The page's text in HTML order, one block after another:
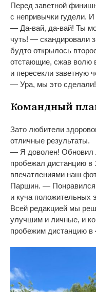
Перед заветной
с непривычки гудели. И
— Да-вай, да-вай! Ты
чуть! — скандировали
будто открылось
отстающие, сжав волю
и пересекли заветную
— Ура, мы это сделали!
Командный
Зато любители
отличные результаты.
— Я доволен! Обновил
пробежал дистанцию в
впечатлениями наш
Паршин. —
и куча положительных
Всей редакцией мы
улучшим и личные, и
пробежим дистанцию в